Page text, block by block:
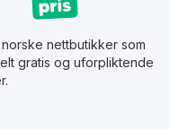
nettbutikker som
gratis og uforpliktende